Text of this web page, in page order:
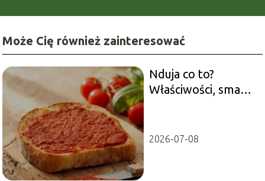
Może Cię również zainteresować
Nduja co to?
Właściwości, smak i
2026-07-08